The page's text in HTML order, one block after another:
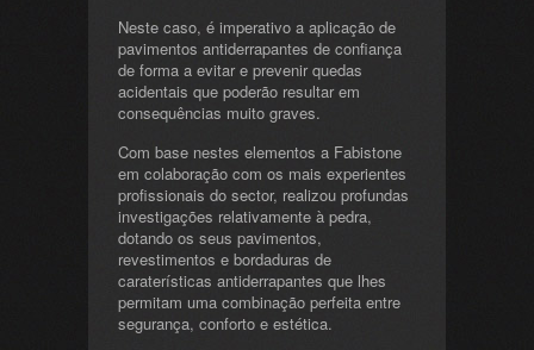
Neste caso, é imperativo a aplicação de
pavimentos antiderrapantes de confiança
de forma a evitar e prevenir quedas
acidentais que poderão resultar em
consequências muito graves.
Com base nestes elementos a Fabistone
em colaboração com os mais experientes
profissionais do sector, realizou profundas
investigações relativamente à pedra,
dotando os seus pavimentos,
revestimentos e bordaduras de
caraterísticas antiderrapantes que lhes
permitam uma combinação perfeita entre
segurança, conforto e estética.